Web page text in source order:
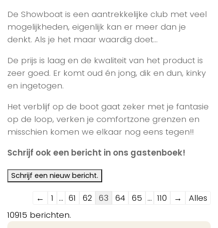
De Showboat is een aantrekkelijke club met veel
mogelijkheden, eigenlijk kan er meer dan je
denkt. Als je het maar waardig doet…
De prijs is laag en de kwaliteit van het product is
zeer goed. Er komt oud én jong, dik en dun, kinky
en ingetogen.
Het verblijf op de boot gaat zeker met je fantasie
op de loop, verken je comfortzone grenzen en
misschien komen we elkaar nog eens tegen!!
Schrijf ook een bericht in ons gastenboek!
Navigatie
door
de
← 1 ... 61 62 63 64 65 ... 110 →
Alles
10915 berichten.